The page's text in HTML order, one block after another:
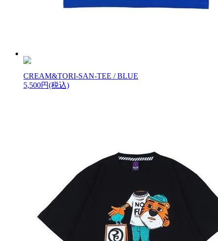
CREAM&TORI-SAN-TEE / BLUE
5,500円(税込)